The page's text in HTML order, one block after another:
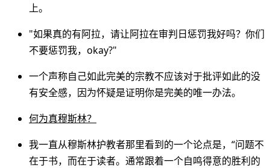
上。
"如果真的有阿拉，请让阿拉在审判日惩罚我好吗？你们
不要惩罚我，okay?"
一个声称自己如此完美的宗教不应该对于批评如此的没
有安全感，因为怀疑是证明你是完美的唯一办法。
何为真穆斯林？
我一直从穆斯林护教者那里看到的一个论点是，“问题不
在于书，而在于读者。通常跟着一个自鸣得意的胜利的